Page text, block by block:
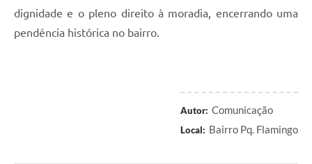
dignidade e o pleno direito à moradia, encerrando uma
pendência histórica no bairro.
Autor: Comunicação
Local: Bairro Pq. Flamingo